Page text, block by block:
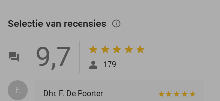
Selectie van recensies info_outlined
9,7 179
F.
Dhr. F. De Poorter